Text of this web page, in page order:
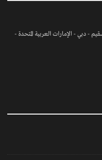
- دبي - الإمارات العربية المتحدة -